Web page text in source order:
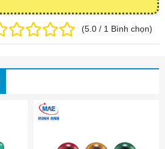
(5.0 / 1 Bình chọn)